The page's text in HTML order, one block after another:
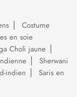
Costume
en soie
Choli jaune
Sherwani
indien
Saris en